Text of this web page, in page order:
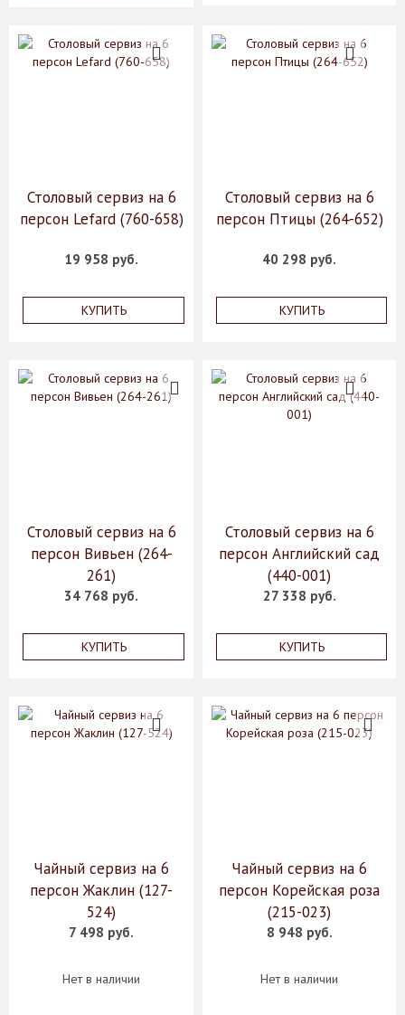
Столовый сервиз на 6
персон Lefard (760-658)
19 958 руб.
КУПИТЬ
Столовый сервиз на 6
персон Птицы (264-652)
40 298 руб.
КУПИТЬ
Столовый сервиз на 6
персон Вивьен (264-
261)
34 768 руб.
КУПИТЬ
Столовый сервиз на 6
персон Английский сад
(440-001)
27 338 руб.
КУПИТЬ
Чайный сервиз на 6
персон Жаклин (127-
524)
7 498 руб.
Нет в наличии
Чайный сервиз на 6
персон Корейская роза
(215-023)
8 948 руб.
Нет в наличии